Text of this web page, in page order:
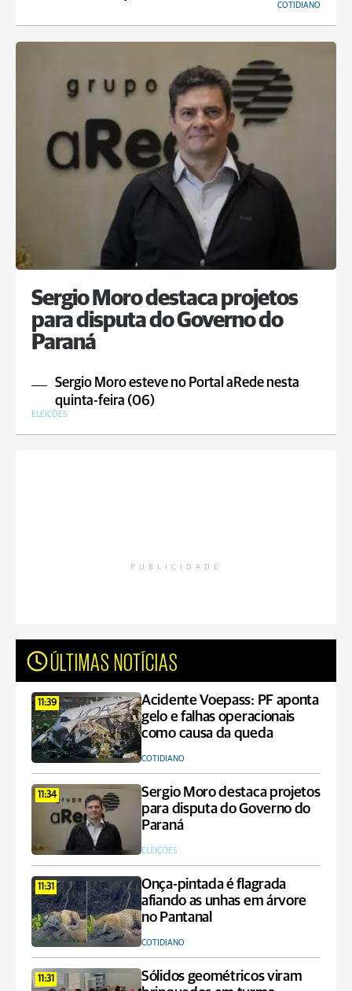
COTIDIANO
Sergio Moro destaca projetos
para disputa do Governo do
Paraná
Sergio Moro esteve no Portal aRede nesta
quinta-feira (06)
ELEIÇÕES
PUBLICIDADE
ÚLTIMAS NOTÍCIAS
11:39
Acidente Voepass: PF aponta
gelo e falhas operacionais
como causa da queda
COTIDIANO
11:34
Sergio Moro destaca projetos
para disputa do Governo do
Paraná
ELEIÇÕES
11:31
Onça-pintada é flagrada
afiando as unhas em árvore
no Pantanal
COTIDIANO
11:31
Sólidos geométricos viram